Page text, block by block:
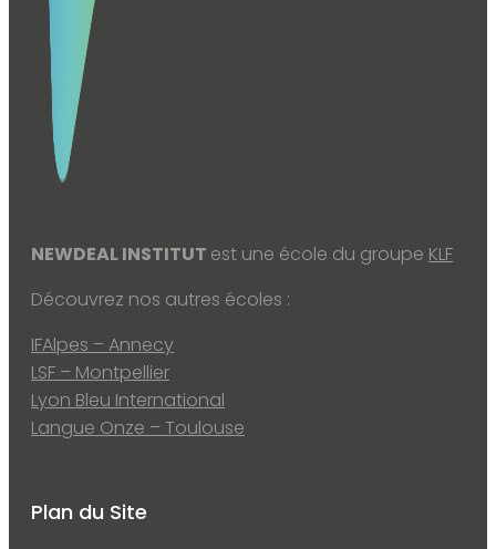
NEWDEAL INSTITUT est une école du groupe KLF
Découvrez nos autres écoles :
IFAlpes – Annecy
LSF – Montpellier
Lyon Bleu International
Langue Onze – Toulouse
Plan du Site